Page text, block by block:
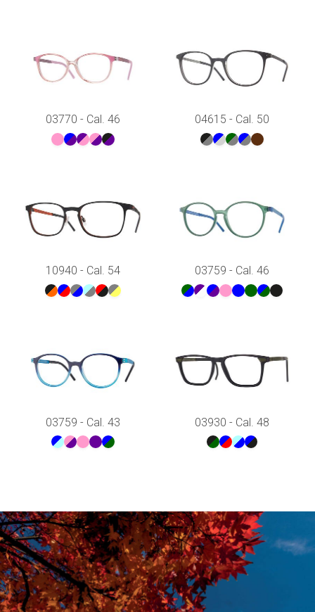
03770 - Cal. 46 04615 - Cal. 50
10940 - Cal. 54 03759 - Cal. 46
03759 - Cal. 43 03930 - Cal. 48